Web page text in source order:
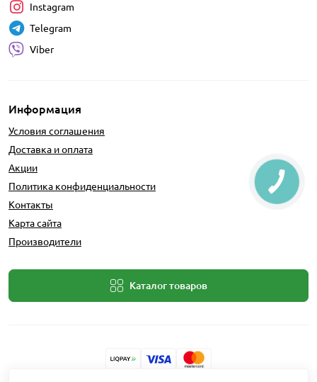
Информация
Условия соглашения
Доставка и оплата
Акции
Политика конфиденциальности
Контакты
Карта сайта
Производители
Каталог товаров
Instagram
Telegram
Viber